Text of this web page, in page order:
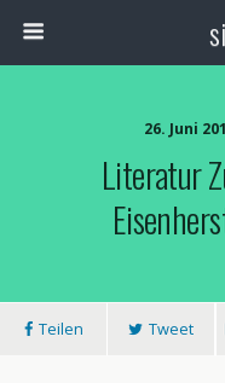
26. Juni
Literatur
Teilen Tweet